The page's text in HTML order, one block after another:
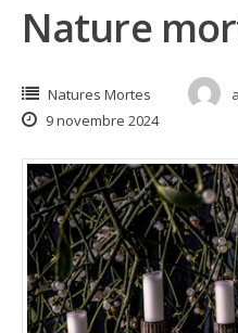
Nature
Natures Mortes
9 novembre 2024